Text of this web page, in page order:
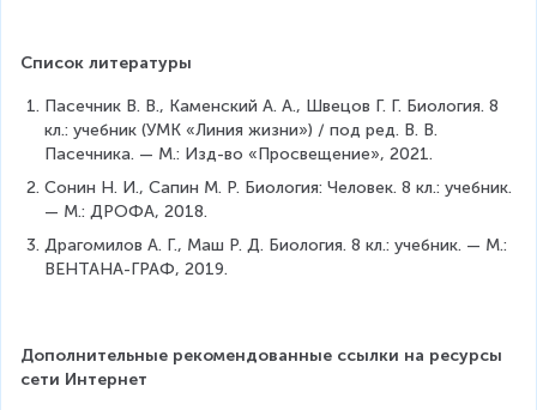
Список литературы
Пасечник В. В., Каменский А. А., Швецов Г. Г. Биология. 8
кл.: учебник (УМК «Линия жизни») / под ред. В. В.
Пасечника. — М.: Изд-во «Просвещение», 2021.
Сонин Н. И., Сапин М. Р. Биология: Человек. 8 кл.: учебник.
— М.: ДРОФА, 2018.
Драгомилов А. Г., Маш Р. Д. Биология. 8 кл.: учебник. — М.:
ВЕНТАНА-ГРАФ, 2019.
Дополнительные рекомендованные ссылки на ресурсы
сети Интернет